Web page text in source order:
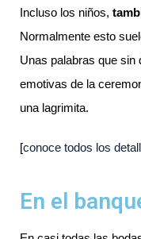
Incluso los niños,
Normalmente esto
Unas palabras que sin
emotivas de la
una lagrimita.
[conoce todos los
En el